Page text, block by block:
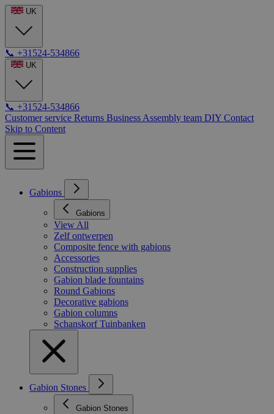
UK
📞 +31524-534866
UK
📞 +31524-534866
Customer service Returns Business Assembly team DIY Contact
Skip to Content
Gabions
Gabions
View All
Zelf ontwerpen
Composite fence with gabions
Accessories
Construction supplies
Gabion blade fountains
Round Gabions
Decorative gabions
Gabion columns
Schanskorf Tuinbanken
Gabion Stones
Gabion Stones